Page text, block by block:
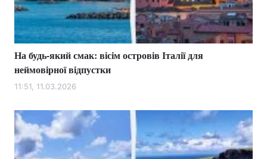
На будь-який смак: вісім островів Італії для
неймовірної відпустки
11:51, 11.03.2026